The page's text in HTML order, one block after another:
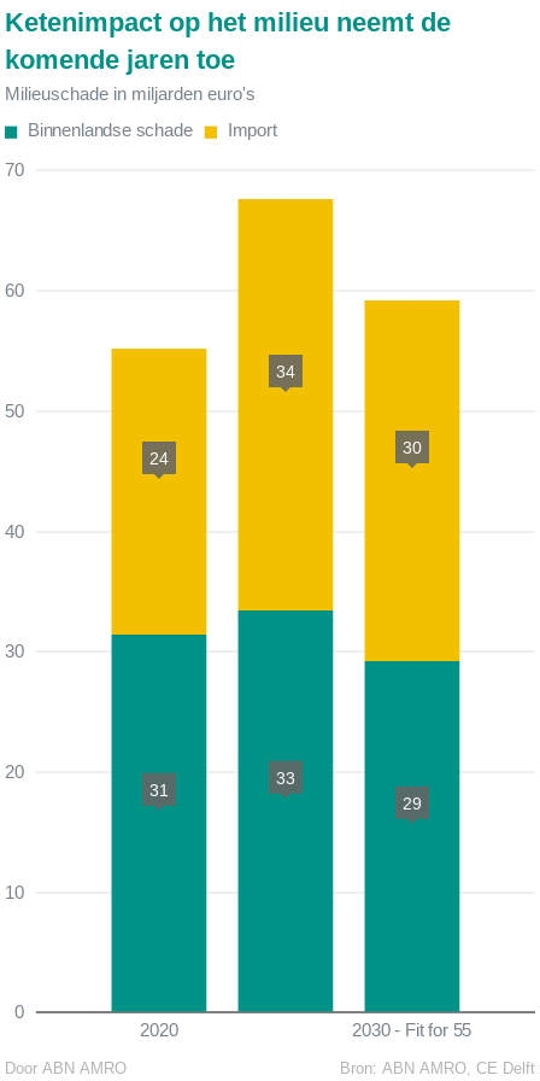
Ketenimpact op het milieu neemt de
komende jaren toe
Milieuschade in miljarden euro's
Binnenlandse schade Import
2020 2030 - Fit for 55
0
10
20
30
40
50
60
70
Bron: ABN AMRO, CE Delft
Door ABN AMRO
31
24
33
34
29
30